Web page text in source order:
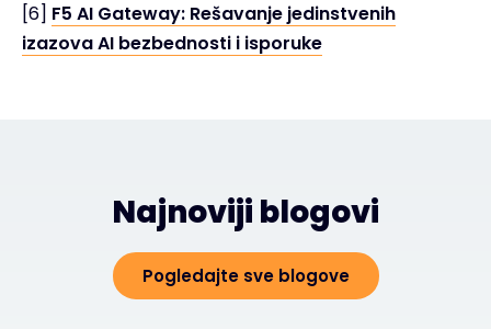
[6] F5 AI Gateway: Rešavanje jedinstvenih
izazova AI bezbednosti i isporuke
Najnoviji blogovi
Pogledajte sve blogove